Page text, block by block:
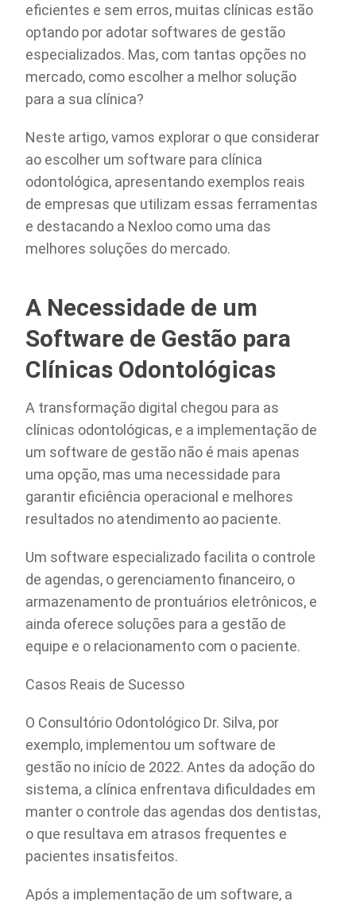
eficientes e sem erros, muitas clínicas estão
optando por adotar softwares de gestão
especializados. Mas, com tantas opções no
mercado, como escolher a melhor solução
para a sua clínica?
Neste artigo, vamos explorar o que considerar
ao escolher um software para clínica
odontológica, apresentando exemplos reais
de empresas que utilizam essas ferramentas
e destacando a Nexloo como uma das
melhores soluções do mercado.
A Necessidade de um
Software de Gestão para
Clínicas Odontológicas
A transformação digital chegou para as
clínicas odontológicas, e a implementação de
um software de gestão não é mais apenas
uma opção, mas uma necessidade para
garantir eficiência operacional e melhores
resultados no atendimento ao paciente.
Um software especializado facilita o controle
de agendas, o gerenciamento financeiro, o
armazenamento de prontuários eletrônicos, e
ainda oferece soluções para a gestão de
equipe e o relacionamento com o paciente.
Casos Reais de Sucesso
O Consultório Odontológico Dr. Silva, por
exemplo, implementou um software de
gestão no início de 2022. Antes da adoção do
sistema, a clínica enfrentava dificuldades em
manter o controle das agendas dos dentistas,
o que resultava em atrasos frequentes e
pacientes insatisfeitos.
Após a implementação de um software, a